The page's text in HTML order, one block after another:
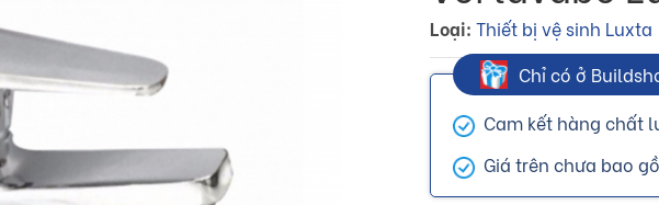
Loại: Thiết bị vệ sinh Luxta
Chỉ có ở
Cam kết hàng chất
Giá trên chưa bao